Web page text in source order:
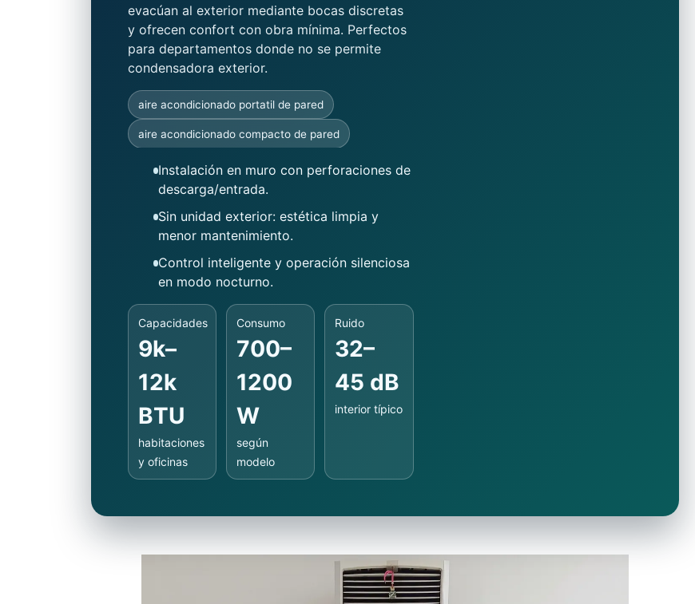
evacúan al exterior mediante bocas discretas
y ofrecen confort con obra mínima. Perfectos
para departamentos donde no se permite
condensadora exterior.
aire acondicionado portatil de pared
aire acondicionado compacto de pared
Instalación en muro con perforaciones de
descarga/entrada.
Sin unidad exterior: estética limpia y
menor mantenimiento.
Control inteligente y operación silenciosa
en modo nocturno.
Capacidades
9k–
12k
BTU
habitaciones
y oficinas
Consumo
700–
1200
W
según
modelo
Ruido
32–
45 dB
interior típico